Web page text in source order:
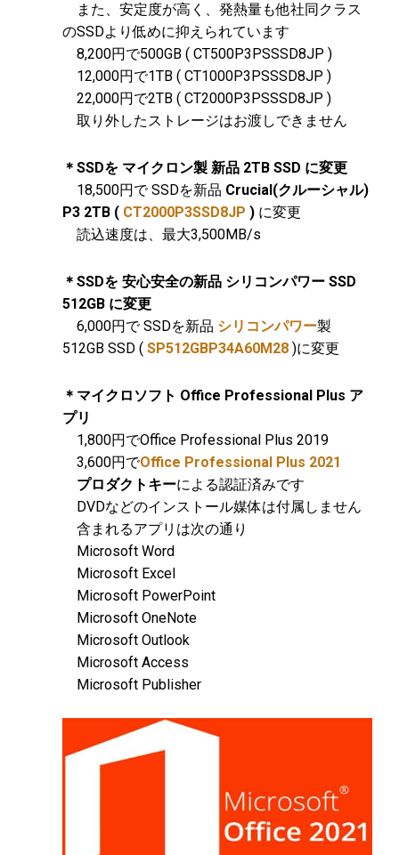
また、安定度が高く、発熱量も他社同クラス
のSSDより低めに抑えられています
8,200円で500GB ( CT500P3PSSSD8JP )
12,000円で1TB ( CT1000P3PSSSD8JP )
22,000円で2TB ( CT2000P3PSSSD8JP )
取り外したストレージはお渡しできません
＊SSDを マイクロン製 新品 2TB SSD に変更
18,500円で SSDを新品 Crucial(クルーシャル)
P3 2TB ( CT2000P3SSD8JP ) に変更
読込速度は、最大3,500MB/s
＊SSDを 安心安全の新品 シリコンパワー SSD
512GB に変更
6,000円で SSDを新品 シリコンパワー製
512GB SSD ( SP512GBP34A60M28 )に変更
＊マイクロソフト Office Professional Plus ア
プリ
1,800円でOffice Professional Plus 2019
3,600円でOffice Professional Plus 2021
プロダクトキーによる認証済みです
DVDなどのインストール媒体は付属しません
含まれるアプリは次の通り
Microsoft Word
Microsoft Excel
Microsoft PowerPoint
Microsoft OneNote
Microsoft Outlook
Microsoft Access
Microsoft Publisher